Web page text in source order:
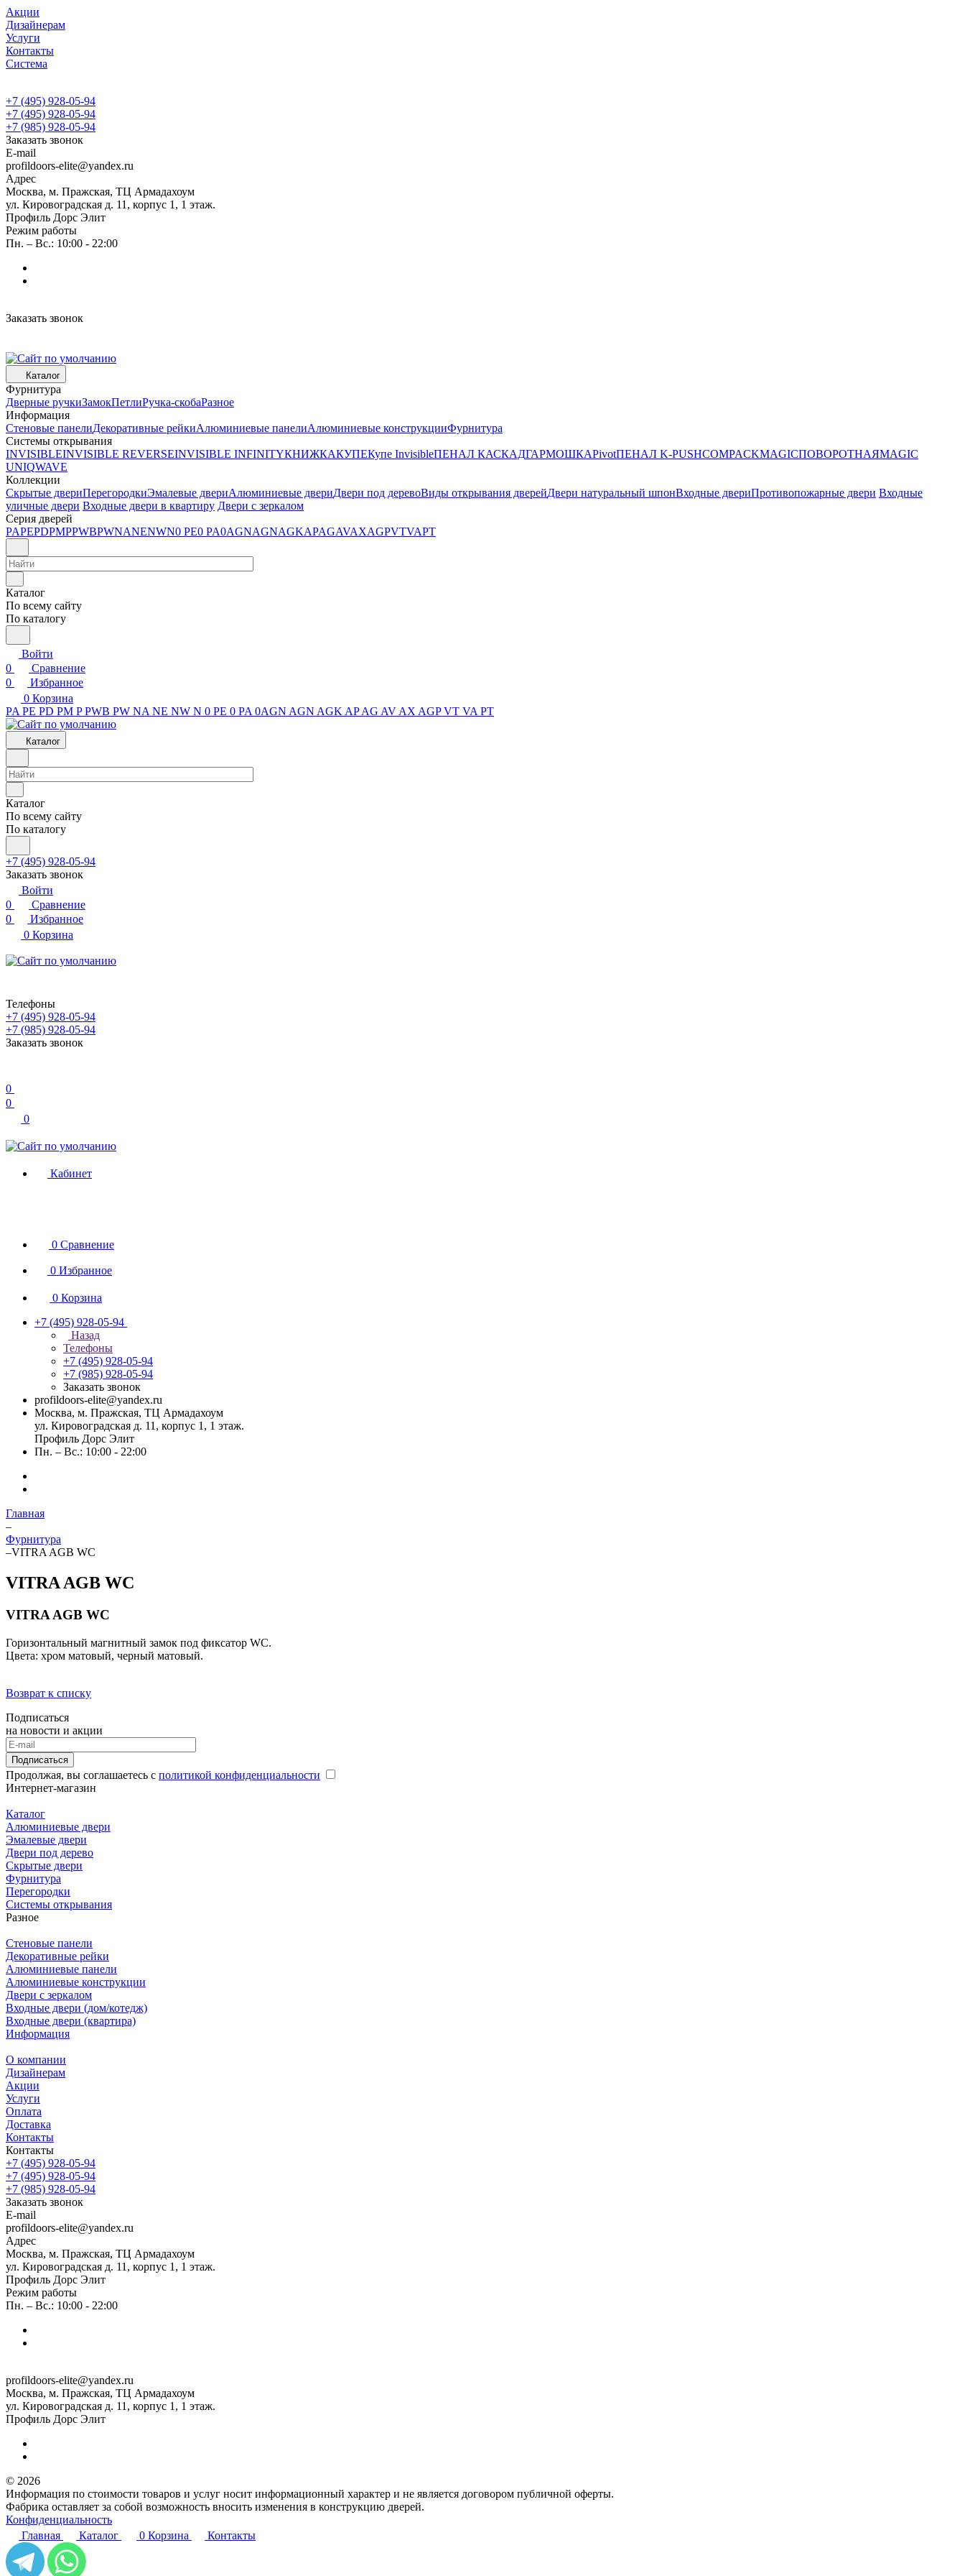
Акции
Дизайнерам
Услуги
Контакты
Система
+7 (495) 928-05-94
+7 (495) 928-05-94
+7 (985) 928-05-94
Заказать звонок
E-mail
profildoors-elite@yandex.ru
Адрес
Москва, м. Пражская, ТЦ Армадахоум
ул. Кировоградская д. 11, корпус 1, 1 этаж.
Профиль Дорс Элит
Режим работы
Пн. – Вс.: 10:00 - 22:00
Заказать звонок
Каталог
Фурнитура
Дверные ручкиЗамокПетлиРучка-скобаРазное
Информация
Стеновые панелиДекоративные рейкиАлюминиевые панелиАлюминиевые конструкцииФурнитура
Системы открывания
INVISIBLEINVISIBLE REVERSEINVISIBLE INFINITYКНИЖКАКУПЕКупе InvisibleПЕНАЛ КАСКАДГАРМОШКАPivotПЕНАЛ K-PUSHCOMPACKMAGICПОВОРОТНАЯMAGIC
UNIQWAVE
Коллекции
Скрытые двериПерегородкиЭмалевые двериАлюминиевые двериДвери под деревоВиды открывания дверейДвери натуральный шпонВходные двериПротивопожарные двери Входные
уличные двери Входные двери в квартиру Двери с зеркалом
Серия дверей
PAPEPDPMPPWBPWNANENWN0 PE0 PA0AGNAGNAGKAPAGAVAXAGPVTVAPT
Каталог
По всему сайту
По каталогу
Войти
0
Сравнение
0
Избранное
0 Корзина
PA PE PD PM P PWB PW NA NE NW N 0 PE 0 PA 0AGN AGN AGK AP AG AV AX AGP VT VA PT
Каталог
Каталог
По всему сайту
По каталогу
+7 (495) 928-05-94
Заказать звонок
Войти
0
Сравнение
0
Избранное
0 Корзина
Телефоны
+7 (495) 928-05-94
+7 (985) 928-05-94
Заказать звонок
0
0
0
Кабинет
0 Сравнение
0 Избранное
0 Корзина
+7 (495) 928-05-94
Назад
Телефоны
+7 (495) 928-05-94
+7 (985) 928-05-94
Заказать звонок
profildoors-elite@yandex.ru
Москва, м. Пражская, ТЦ Армадахоум
ул. Кировоградская д. 11, корпус 1, 1 этаж.
Профиль Дорс Элит
Пн. – Вс.: 10:00 - 22:00
Главная
–
Фурнитура
–VITRA AGB WC
VITRA AGB WC
VITRA AGB WC
Горизонтальный магнитный замок под фиксатор WC.
Цвета: хром матовый, черный матовый.
Возврат к списку
Подписаться
на новости и акции
Подписаться
Продолжая, вы соглашаетесь с политикой конфиденциальности
Интернет-магазин
Каталог
Алюминиевые двери
Эмалевые двери
Двери под дерево
Скрытые двери
Фурнитура
Перегородки
Системы открывания
Разное
Стеновые панели
Декоративные рейки
Алюминиевые панели
Алюминиевые конструкции
Двери с зеркалом
Входные двери (дом/котедж)
Входные двери (квартира)
Информация
О компании
Дизайнерам
Акции
Услуги
Оплата
Доставка
Контакты
Контакты
+7 (495) 928-05-94
+7 (495) 928-05-94
+7 (985) 928-05-94
Заказать звонок
E-mail
profildoors-elite@yandex.ru
Адрес
Москва, м. Пражская, ТЦ Армадахоум
ул. Кировоградская д. 11, корпус 1, 1 этаж.
Профиль Дорс Элит
Режим работы
Пн. – Вс.: 10:00 - 22:00
profildoors-elite@yandex.ru
Москва, м. Пражская, ТЦ Армадахоум
ул. Кировоградская д. 11, корпус 1, 1 этаж.
Профиль Дорс Элит
© 2026
Информация по стоимости товаров и услуг носит информационный характер и не является договором публичной оферты.
Фабрика оставляет за собой возможность вносить изменения в конструкцию дверей.
Конфиденциальность
Главная
Каталог 0 Корзина Контакты